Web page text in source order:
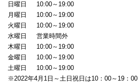
日曜日
10:00～19:00
月曜日
10:00～19:00
火曜日
10:00～19:00
水曜日
営業時間外
木曜日
10:00～19:00
金曜日
10:00～19:00
土曜日
10:00～19:00
※2022年4月1日～土日祝日は10：00～19：00